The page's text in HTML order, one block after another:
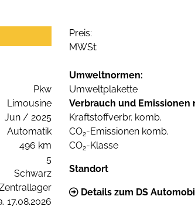
Preis:
MWSt:
Pkw
Limousine
Jun / 2025
Automatik
496 km
5
Schwarz
17.08.2026
Umweltnormen:
Umweltplakette
Verbrauch und Emissionen
Kraftstoffverbr. komb.
CO2-Emissionen komb.
CO2-Klasse
Standort
Details zum DS